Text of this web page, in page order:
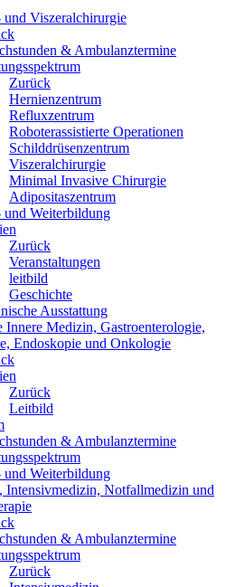
Viszeralchirurgie
& Ambulanztermine
Zurück
Hernienzentrum
Refluxzentrum
Roboterassistierte Operationen
Schilddrüsenzentrum
Viszeralchirurgie
Minimal Invasive Chirurgie
Adipositaszentrum
und Weiterbildung
Zurück
Veranstaltungen
leitbild
Geschichte
Ausstattung
Innere Medizin, Gastroenterologie,
Endoskopie und Onkologie
Zurück
Leitbild
& Ambulanztermine
und Weiterbildung
Intensivmedizin, Notfallmedizin und
& Ambulanztermine
Zurück